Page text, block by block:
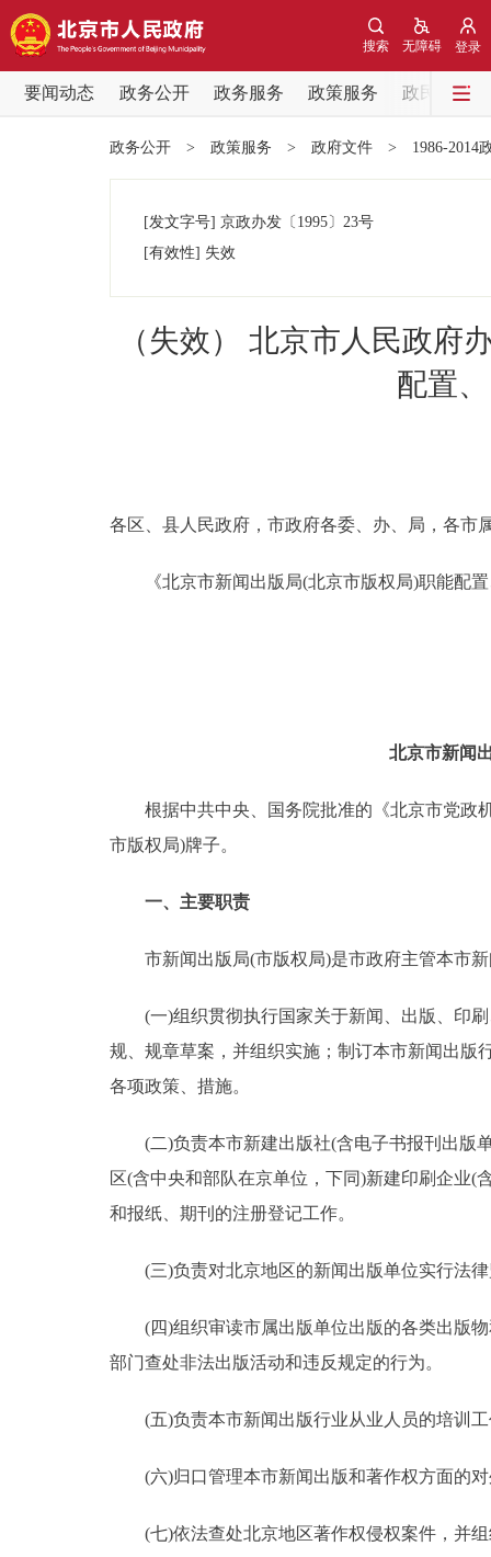
登录
无障碍
搜索
要闻动态 政务公开 政务服务 政策服务
政民互动
党中央精神
政务公开
政民互动
12345网上接诉即办
参与调查
走进北京
北京概况
绿色北京
DEUTSCH
政务公开 > 政策服务 > 政府文件 > 1986-2014
[发文字号] 京政办发 〔1995〕 23号
[有效性] 失效
（失效） 北京市人民政府
配置
各区、县人民政府，市政府各委、办、局，各市
《北京市新闻出版局(北京市版权局)职能配置
北京市新闻
根据中共中央、国务院批准的《北京市党政机
市版权局)牌子。
一、主要职责
市新闻出版局(市版权局)是市政府主管本市新
(一)组织贯彻执行国家关于新闻、出版、印刷
规、规章草案，并组织实施；制订本市新闻出版
各项政策、措施。
(二)负责本市新建出版社(含电子书报刊出版单
区(含中央和部队在京单位，下同)新建印刷企业(
和报纸、期刊的注册登记工作。
(三)负责对北京地区的新闻出版单位实行法律
(四)组织审读市属出版单位出版的各类出版物
部门查处非法出版活动和违反规定的行为。
(五)负责本市新闻出版行业从业人员的培训工
(六)归口管理本市新闻出版和著作权方面的对
(七)依法查处北京地区著作权侵权案件，并组